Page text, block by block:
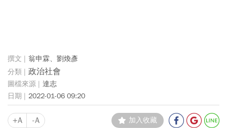
翁申霖、劉煥彥
政治社會
達志
2022-01-06 09:20
+A -A 加入收藏